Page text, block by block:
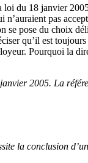
loi du 18 janvier
pas
se pose du choix
qu’il est
Pourquoi la
2005. La
la conclusion